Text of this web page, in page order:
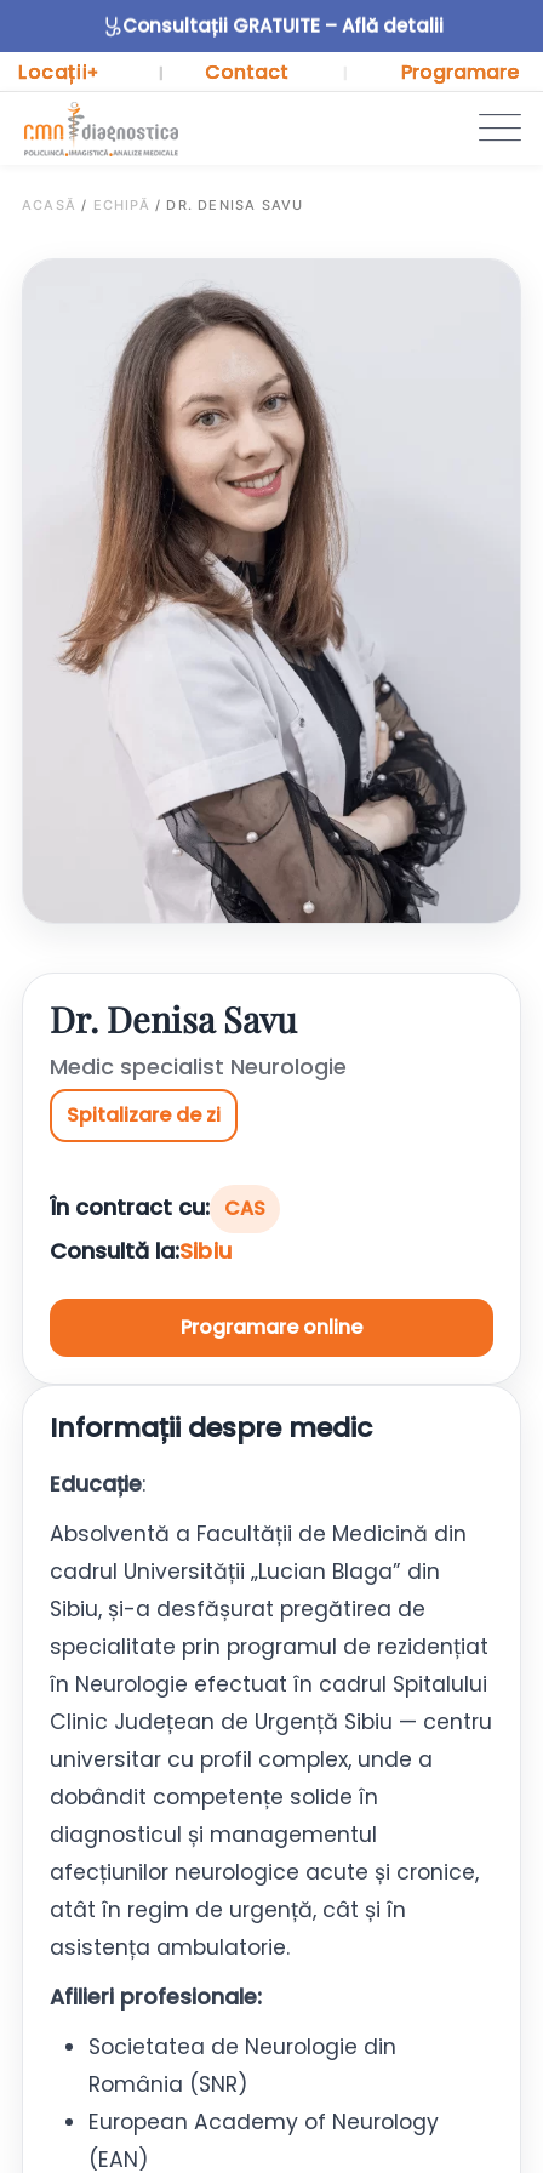
Consultații GRATUITE – Află detalii
Locații+ | Contact Programare
ACASĂ / ECHIPĂ / DR. DENISA SAVU
Dr. Denisa Savu
Medic specialist Neurologie
Spitalizare de zi
În contract cu: CAS
Consultă la:Sibiu
Programare online
Informații despre medic
Educație:
Absolventă a Facultății de Medicină din
cadrul Universității „Lucian Blaga” din
Sibiu, și-a desfășurat pregătirea de
specialitate prin programul de rezidențiat
în Neurologie efectuat în cadrul Spitalului
Clinic Județean de Urgență Sibiu — centru
universitar cu profil complex, unde a
dobândit competențe solide în
diagnosticul și managementul
afecțiunilor neurologice acute și cronice,
atât în regim de urgență, cât și în
asistența ambulatorie.
Afilieri profesionale:
Societatea de Neurologie din
România (SNR)
European Academy of Neurology
(EAN)